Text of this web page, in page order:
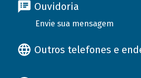
Ouvidoria
Envie sua mensagem
Outros telefones e